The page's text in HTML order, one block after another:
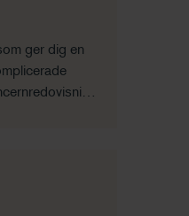
ger dig en